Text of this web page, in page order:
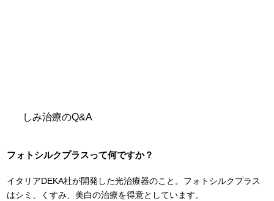
しみ治療のQ&A
フォトシルクプラスって何ですか？
イタリアDEKA社が開発した光治療器のこと。フォトシルクプラス
はシミ、くすみ、美白の治療を得意としています。